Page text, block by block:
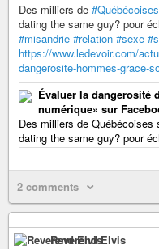
Des milliers de #Québécoises
dating the same guy? pour
#misandrie #relation #sexe
https://www.ledevoir.com/
dangerosite-hommes-grace-
Évaluer la dangerosité
numérique» sur
Des milliers de
dating the same guy? pour
2 comments
Reverend Elvis